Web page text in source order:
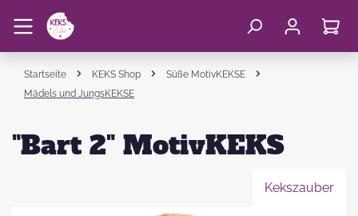
Startseite KEKS Shop
Süße MotivKEKSE
Mädels und JungsKEKSE
"Bart 2" MotivKEKS
Kekszauber